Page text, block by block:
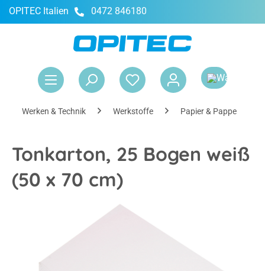
springen
OPITEC Italien 0472 846180
Werken & Technik Werkstoffe Papier & Pappe
Tonkarton, 25 Bogen weiß
(50 x 70 cm)
Bildergalerie überspringen